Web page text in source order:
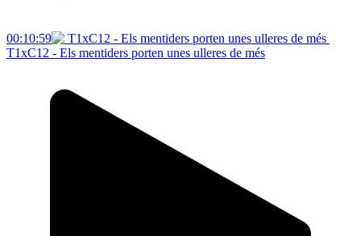
00:10:59
T1xC12 - Els mentiders porten unes ulleres de més